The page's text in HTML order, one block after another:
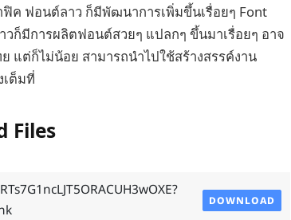
ฟิค ฟอนต์ลาว ก็มีพัฒนาการเพิ่มขึ้นเรื่อยๆ Font
วก็มีการผลิตฟอนต์สวยๆ แปลกๆ ขึ้นมาเรื่อยๆ อาจ
แต่ก็ไม่น้อย สามารถนำไปใช้สร้างสรรค์งาน
เต็มที่
Files
DOWNLOAD